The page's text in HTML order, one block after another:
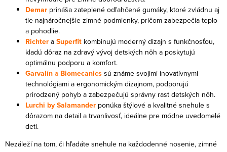
Demar prináša zateplené odľahčené gumáky, ktoré zvládnu aj
tie najnáročnejšie zimné podmienky, pričom zabezpečia teplo
a pohodlie.
Richter a Superfit kombinujú moderný dizajn s funkčnosťou,
kladú dôraz na zdravý vývoj detských nôh a poskytujú
optimálnu podporu a komfort.
Garvalín a Biomecanics sú známe svojimi inovatívnymi
technológiami a ergonomickým dizajnom, podporujú
prirodzený pohyb a zabezpečujú správny rast detských nôh.
Lurchi by Salamander ponúka štýlové a kvalitné snehule s
dôrazom na detail a trvanlivosť, ideálne pre módne uvedomelé
deti.
Nezáleží na tom, či hľadáte snehule na každodenné nosenie, zimné